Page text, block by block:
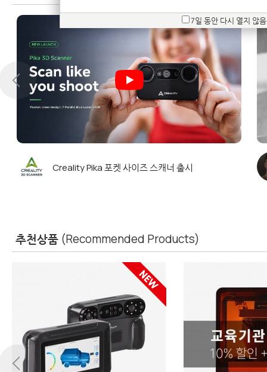
Creality Pika 포켓 사이즈 스캐너 출시
추천상품 (Recommended Products)
7일 동안 다시 열지 않음